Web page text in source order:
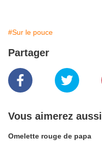
#Sur le pouce
Partager
Vous aimerez aussi
Omelette rouge de papa